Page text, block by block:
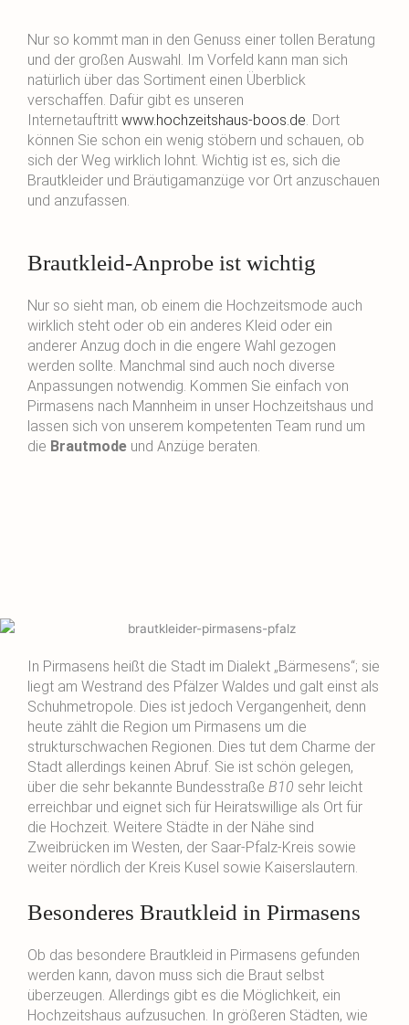
Nur so kommt man in den Genuss einer tollen Beratung
und der großen Auswahl. Im Vorfeld kann man sich
natürlich über das Sortiment einen Überblick
verschaffen. Dafür gibt es unseren
Internetauftritt www.hochzeitshaus-boos.de . Dort
können Sie schon ein wenig stöbern und schauen, ob
sich der Weg wirklich lohnt. Wichtig ist es, sich die
Brautkleider und Bräutigamanzüge vor Ort anzuschauen
und anzufassen.
Brautkleid-Anprobe ist wichtig
Nur so sieht man, ob einem die Hochzeitsmode auch
wirklich steht oder ob ein anderes Kleid oder ein
anderer Anzug doch in die engere Wahl gezogen
werden sollte. Manchmal sind auch noch diverse
Anpassungen notwendig. Kommen Sie einfach von
Pirmasens nach Mannheim in unser Hochzeitshaus und
lassen sich von unserem kompetenten Team rund um
die Brautmode und Anzüge beraten.
In Pirmasens heißt die Stadt im Dialekt „Bärmesens“; sie
liegt am Westrand des Pfälzer Waldes und galt einst als
Schuhmetropole. Dies ist jedoch Vergangenheit, denn
heute zählt die Region um Pirmasens um die
strukturschwachen Regionen. Dies tut dem Charme der
Stadt allerdings keinen Abruf. Sie ist schön gelegen,
über die sehr bekannte Bundesstraße B10 sehr leicht
erreichbar und eignet sich für Heiratswillige als Ort für
die Hochzeit. Weitere Städte in der Nähe sind
Zweibrücken im Westen, der Saar-Pfalz-Kreis sowie
weiter nördlich der Kreis Kusel sowie Kaiserslautern.
Besonderes Brautkleid in Pirmasens
Ob das besondere Brautkleid in Pirmasens gefunden
werden kann, davon muss sich die Braut selbst
überzeugen. Allerdings gibt es die Möglichkeit, ein
Hochzeitshaus aufzusuchen. In größeren Städten, wie